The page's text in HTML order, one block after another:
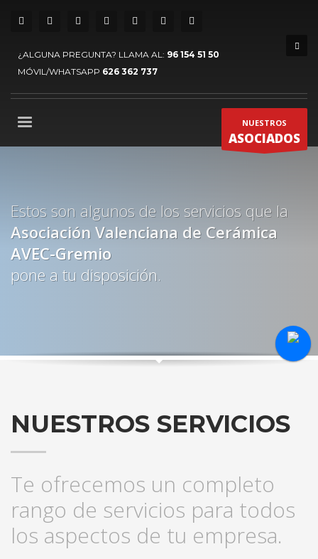
¿ALGUNA PREGUNTA? LLAMA AL: 96 154 51 50
MÓVIL/WHATSAPP 626 362 737
NUESTROS
ASOCIADOS
Estos son algunos de los servicios que la
Asociación Valenciana de Cerámica
AVEC-Gremio
pone a tu disposición.
NUESTROS SERVICIOS
Te ofrecemos un completo
rango de servicios para todos
los aspectos de tu empresa.